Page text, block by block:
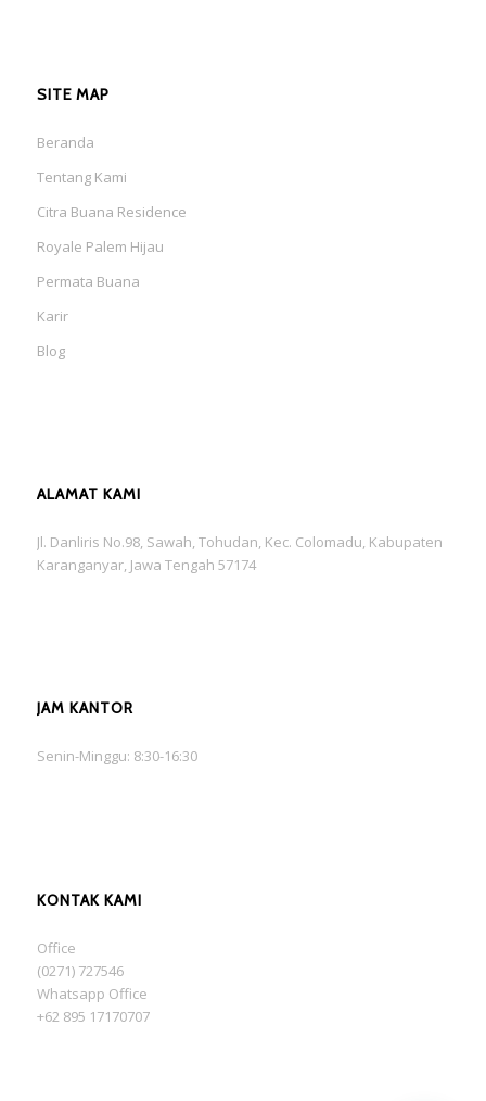
SITE MAP
Beranda
Tentang Kami
Citra Buana Residence
Royale Palem Hijau
Permata Buana
Karir
Blog
ALAMAT KAMI
Jl. Danliris No.98, Sawah, Tohudan, Kec. Colomadu, Kabupaten
Karanganyar, Jawa Tengah 57174
JAM KANTOR
Senin-Minggu: 8:30-16:30
KONTAK KAMI
Office
(0271) 727546
Whatsapp Office
+62 895 17170707